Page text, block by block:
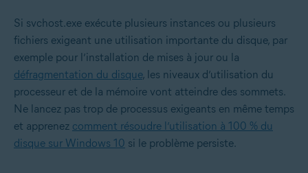
Si svchost.exe exécute plusieurs instances ou plusieurs
fichiers exigeant une utilisation importante du disque, par
exemple pour l’installation de mises à jour ou la
défragmentation du disque, les niveaux d’utilisation du
processeur et de la mémoire vont atteindre des sommets.
Ne lancez pas trop de processus exigeants en même temps
et apprenez comment résoudre l’utilisation à 100 % du
disque sur Windows 10 si le problème persiste.